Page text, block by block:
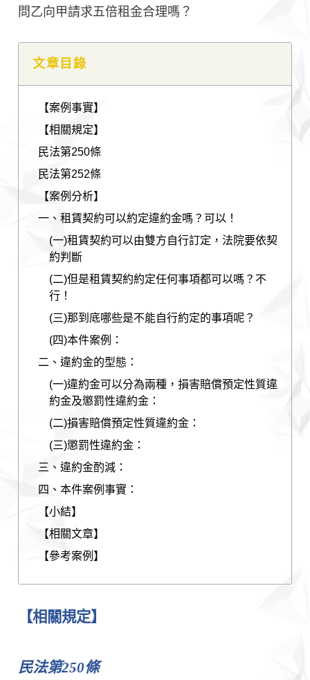
問乙向甲請求五倍租金合理嗎？
文章目錄
【案例事實】
【相關規定】
民法第250條
民法第252條
【案例分析】
一、租賃契約可以約定違約金嗎？可以！
(一)租賃契約可以由雙方自行訂定，法院要依契
約判斷
(二)但是租賃契約約定任何事項都可以嗎？不
行！
(三)那到底哪些是不能自行約定的事項呢？
(四)本件案例：
二、違約金的型態：
(一)違約金可以分為兩種，損害賠償預定性質違
約金及懲罰性違約金：
(二)損害賠償預定性質違約金：
(三)懲罰性違約金：
三、違約金酌減：
四、本件案例事實：
【小結】
【相關文章】
【參考案例】
【相關規定】
民法第250條